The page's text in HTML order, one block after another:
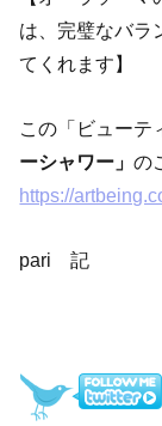
は、完璧なバラ
てくれます】
この「ビューテ
ーシャワー」の
https://
pari 記